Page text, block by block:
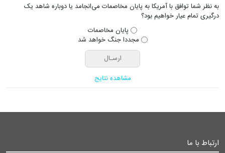
به نظر شما توافق با آمریکا به پایان مخاصمات می‌انجامد یا دوباره شاهد یک
درگیری تمام عیار خواهیم بود؟
پایان مخاصمات
مجددا جنگ خواهد شد
مشاهده نتایج
ارتباط با ما